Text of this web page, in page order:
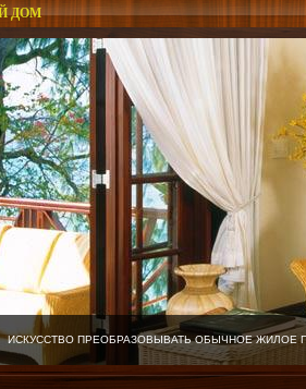
ДОМ
ИСКУССТВО ПРЕОБРАЗОВЫВАТЬ ОБЫЧНОЕ